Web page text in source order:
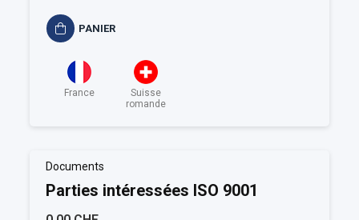
PANIER
France
Suisse
romande
Documents
Parties intéressées ISO 9001